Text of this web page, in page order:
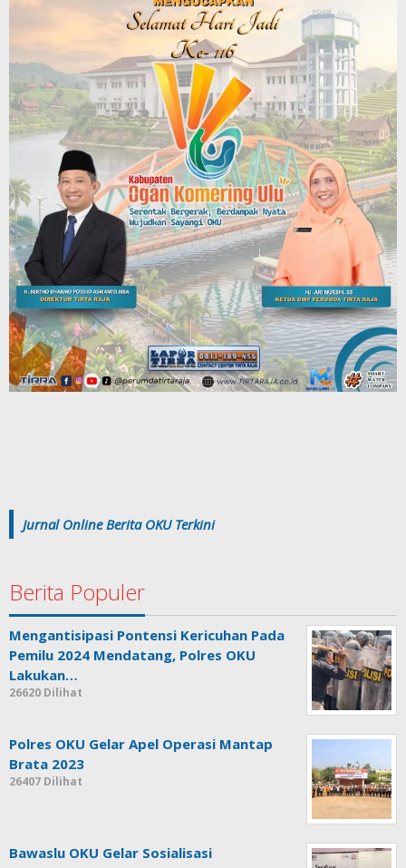
Jurnal Online Berita OKU Terkini
Berita Populer
Mengantisipasi Pontensi Kericuhan Pada
Pemilu 2024 Mendatang, Polres OKU
Lakukan…
26620 Dilihat
Polres OKU Gelar Apel Operasi Mantap
Brata 2023
26407 Dilihat
Bawaslu OKU Gelar Sosialisasi